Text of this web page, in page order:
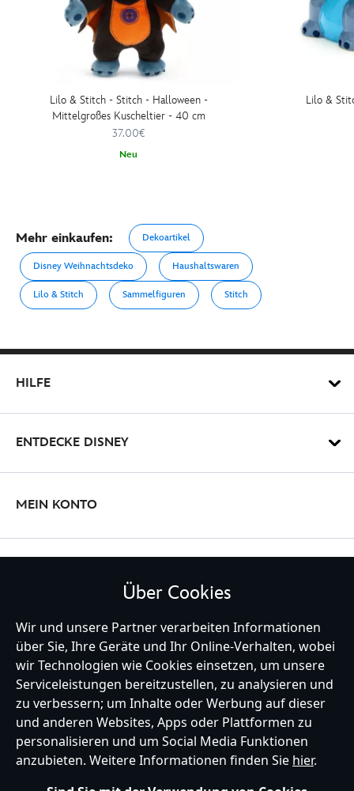
Lilo & Stitch - Stitch - Halloween -
Mittelgroßes Kuscheltier - 40 cm
37.00€
Neu
Lilo &
Mehr einkaufen: Dekoartikel
Disney Weihnachtsdeko Haushaltswaren
Lilo & Stitch Sammelfiguren Stitch
HILFE
ENTDECKE DISNEY
MEIN KONTO
Germany
Hilfe Nutzungsbedingungen Datenschutzerklärung
Site Map
Richtlinien für Cookies
EU Datenschutzhinweis
Impressum
Allgemeine Verkaufsbedingungen
Über Cookies
Wir und unsere Partner verarbeiten Informationen
über Sie, Ihre Geräte und Ihr Online-Verhalten, wobei
wir Technologien wie Cookies einsetzen, um unsere
Serviceleistungen bereitzustellen, zu analysieren und
zu verbessern; um Inhalte oder Werbung auf dieser
und anderen Websites, Apps oder Plattformen zu
personalisieren und um Social Media Funktionen
anzubieten. Weitere Informationen finden Sie hier.